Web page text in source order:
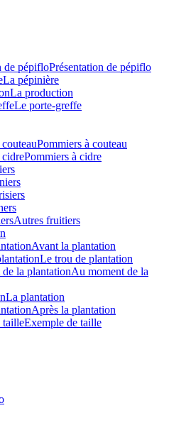
Présentation de pépiflo
La pépinière
La production
Le porte-greffe
Pommiers à couteau
Pommiers à cidre
Autres fruitiers
Avant la plantation
Le trou de plantation
Au moment de la
La plantation
Après la plantation
Exemple de taille